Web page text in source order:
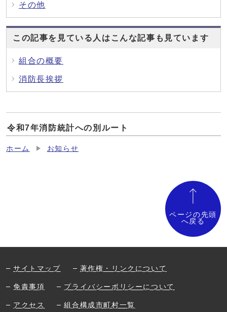
その他
この記事を見ている人はこんな記事も見ています
組合の概要
消防長挨拶
令和7年消防統計への別ルート
ホーム お知らせ
ページの先頭
へ戻る
サイトマップ 著作権・リンクについて
免責事項 プライバシーポリシーについて
アクセス 組合構成市町村一覧